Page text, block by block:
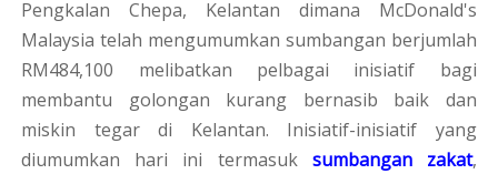
Pengkalan Chepa, Kelantan dimana McDonald's
Malaysia telah mengumumkan sumbangan berjumlah
RM484,100 melibatkan pelbagai inisiatif bagi
membantu golongan kurang bernasib baik dan
miskin tegar di Kelantan. Inisiatif-inisiatif yang
diumumkan hari ini termasuk sumbangan zakat,